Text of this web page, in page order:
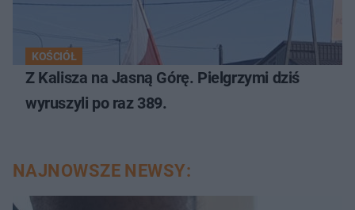
KOŚCIÓŁ
Z Kalisza na Jasną Górę. Pielgrzymi dziś
wyruszyli po raz 389.
NAJNOWSZE NEWSY: